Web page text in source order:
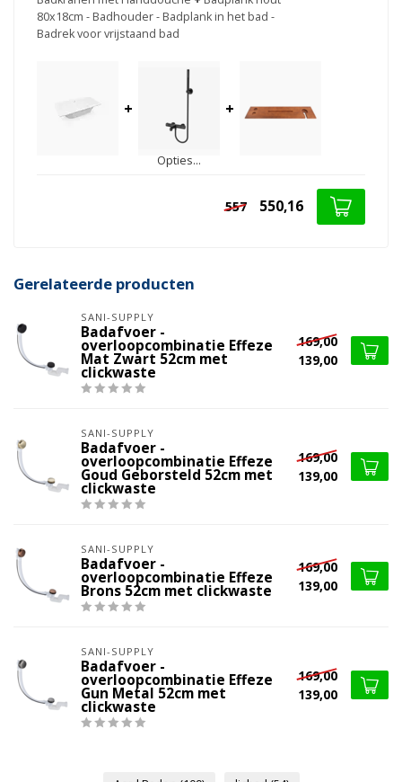
80x18cm - Badhouder - Badplank in het bad -
Badrek voor vrijstaand bad
+
Opties...
+
557 550,16
Gerelateerde producten
SANI-SUPPLY
Badafvoer -
overloopcombinatie Effeze
Mat Zwart 52cm met
clickwaste
169,00
139,00
SANI-SUPPLY
Badafvoer -
overloopcombinatie Effeze
Goud Geborsteld 52cm met
clickwaste
169,00
139,00
SANI-SUPPLY
Badafvoer -
overloopcombinatie Effeze
Brons 52cm met clickwaste
169,00
139,00
SANI-SUPPLY
Badafvoer -
overloopcombinatie Effeze
Gun Metal 52cm met
clickwaste
169,00
139,00